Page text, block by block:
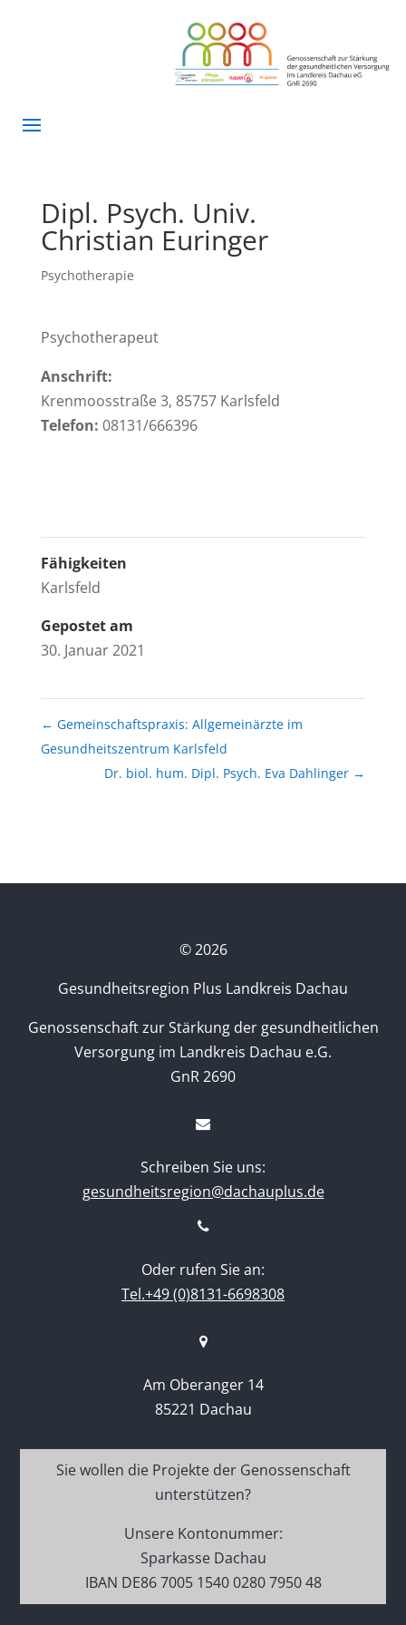
Dipl. Psych. Univ.
Christian Euringer
Psychotherapie
Psychotherapeut
Anschrift:
Krenmoosstraße 3, 85757 Karlsfeld
Telefon: 08131/666396
Fähigkeiten
Karlsfeld
Gepostet am
30. Januar 2021
← Gemeinschaftspraxis: Allgemeinärzte im
Gesundheitszentrum Karlsfeld
Dr. biol. hum. Dipl. Psych. Eva Dahlinger →
©2026
Gesundheitsregion Plus Landkreis Dachau
Genossenschaft zur Stärkung der gesundheitlichen
Versorgung im Landkreis Dachau e.G.
GnR 2690
Schreiben Sie uns:
gesundheitsregion@dachauplus.de
Oder rufen Sie an:
Tel.+49 (0)8131-6698308
Am Oberanger 14
85221 Dachau
Sie wollen die Projekte der Genossenschaft
unterstützen?
Unsere Kontonummer:
Sparkasse Dachau
IBAN DE86 7005 1540 0280 7950 48